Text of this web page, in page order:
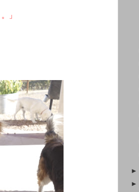
」
►
►